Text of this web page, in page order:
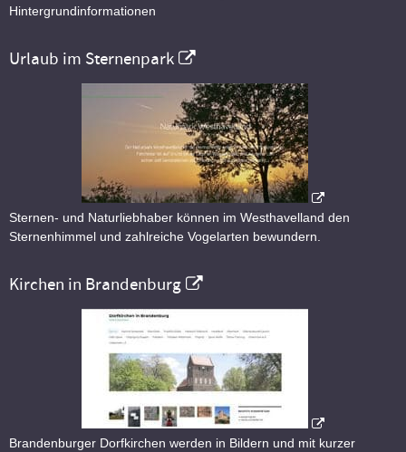
Hintergrundinformationen
Urlaub im Sternenpark
Sternen- und Naturliebhaber können im Westhavelland den
Sternenhimmel und zahlreiche Vogelarten bewundern.
Kirchen in Brandenburg
Brandenburger Dorfkirchen werden in Bildern und mit kurzer